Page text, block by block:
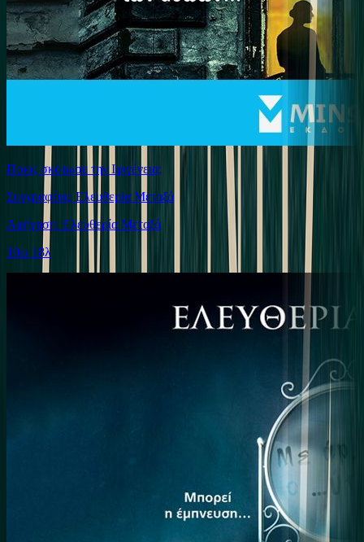
Ποιος σκότωσε την Ιφιγένεια;
Συγγραφέας: Ελευθερία Μεταξά
Αφήγηση: Ελευθερία Μεταξά
10ω 18λ